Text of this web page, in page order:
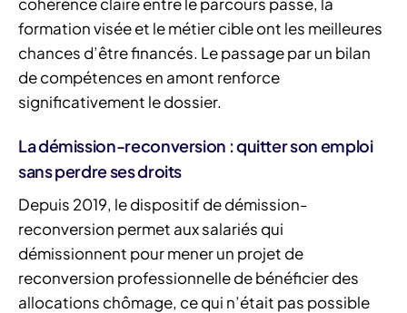
formation visée et le métier cible ont les meilleures
chances d’être financés. Le passage par un bilan
de compétences en amont renforce
significativement le dossier.
La démission-reconversion : quitter son emploi
sans perdre ses droits
Depuis 2019, le dispositif de démission-
reconversion permet aux salariés qui
démissionnent pour mener un projet de
reconversion professionnelle de bénéficier des
allocations chômage, ce qui n’était pas possible